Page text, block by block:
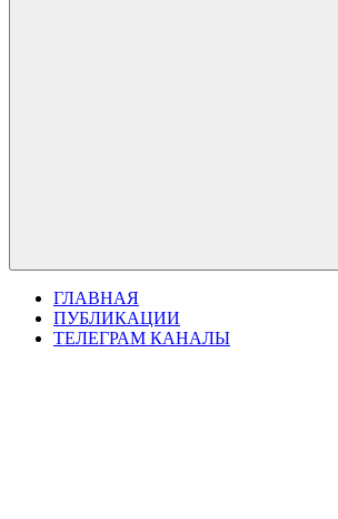
ГЛАВНАЯ
ПУБЛИКАЦИИ
ТЕЛЕГРАМ КАНАЛЫ